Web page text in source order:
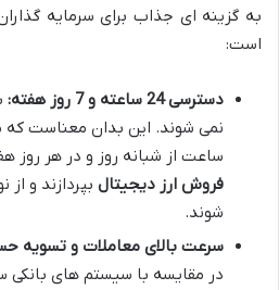
به گزینه ای جذاب برای سرمایه
است:
دسترسی 24 ساعته و 7 روز هفته:
نمی شوند. این بدان معناست که
ساعت از شبانه روز و در هر روز
فروش ارز دیجیتال بپردازند و از
شوند.
سرعت بالای معاملات و تسویه
در مقایسه با سیستم های بانکی